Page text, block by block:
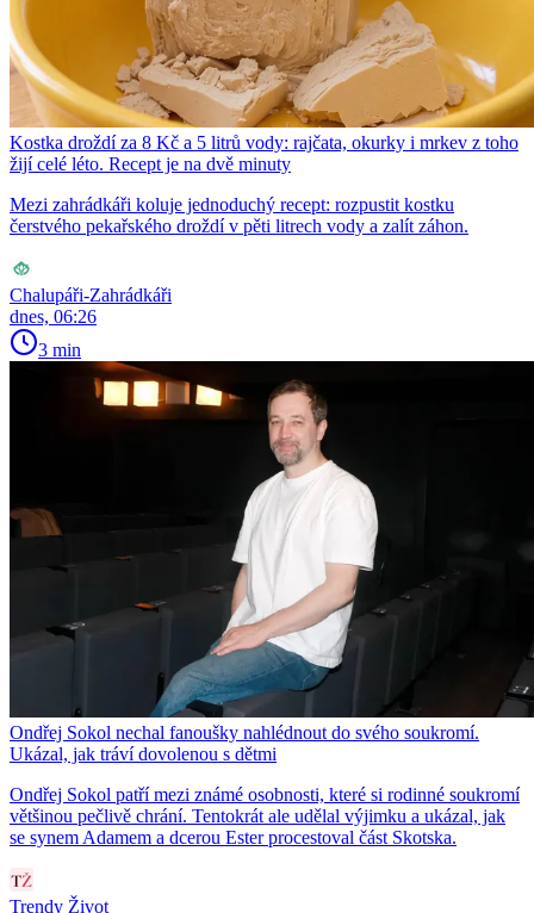
Kostka droždí za 8 Kč a 5 litrů vody: rajčata, okurky i mrkev z toho
žijí celé léto. Recept je na dvě minuty
Mezi zahrádkáři koluje jednoduchý recept: rozpustit kostku
čerstvého pekařského droždí v pěti litrech vody a zalít záhon.
Chalupáři-Zahrádkáři
dnes, 06:26
3 min
Ondřej Sokol nechal fanoušky nahlédnout do svého soukromí.
Ukázal, jak tráví dovolenou s dětmi
Ondřej Sokol patří mezi známé osobnosti, které si rodinné soukromí
většinou pečlivě chrání. Tentokrát ale udělal výjimku a ukázal, jak
se synem Adamem a dcerou Ester procestoval část Skotska.
Trendy Život